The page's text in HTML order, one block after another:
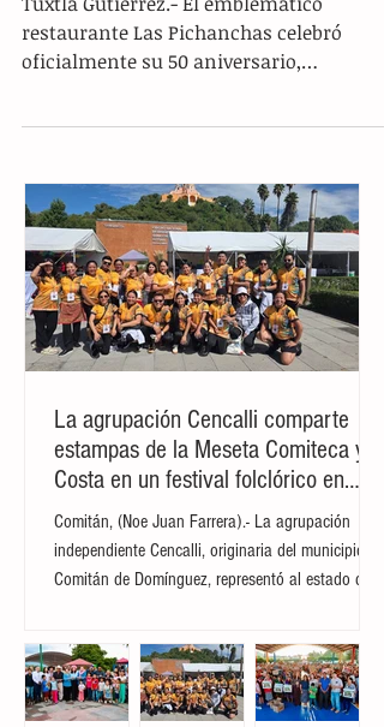
historia
Tuxtla Gutiérrez.- El emblemático
restaurante Las Pichanchas celebró
más importantes y representativos del
estado de Chiapas. Desde su fundación en
el año 1976, este icónico rincón ha
funcionado como un guardián de la
identidad local, deleitando a comensales
locales y extranjeros con lo mejor de la
cocina tradicional. A lo largo de cinco
La agrupación Cencalli comparte
estampas de la Meseta Comiteca y la
Costa en un festival folclórico en
Cholula
Comitán, (Noe Juan Farrera).- La agrupación
Chiapas en el Primer Festival Nacional Vive el
Folclor, celebrado en la localidad de San Andrés
Cholula, Puebla. La compañía de danza,